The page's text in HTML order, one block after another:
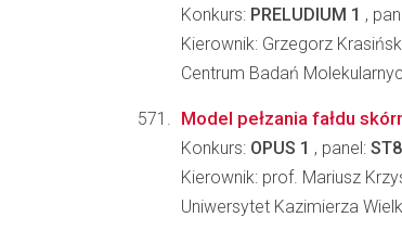
Konkurs: PRELUDIUM 1 ,
Kierownik: Grzegorz
Centrum Badań
Model pełzania fałdu
Konkurs: OPUS 1 , panel: ST8
Kierownik: prof. Mariusz
Uniwersytet Kazimierza